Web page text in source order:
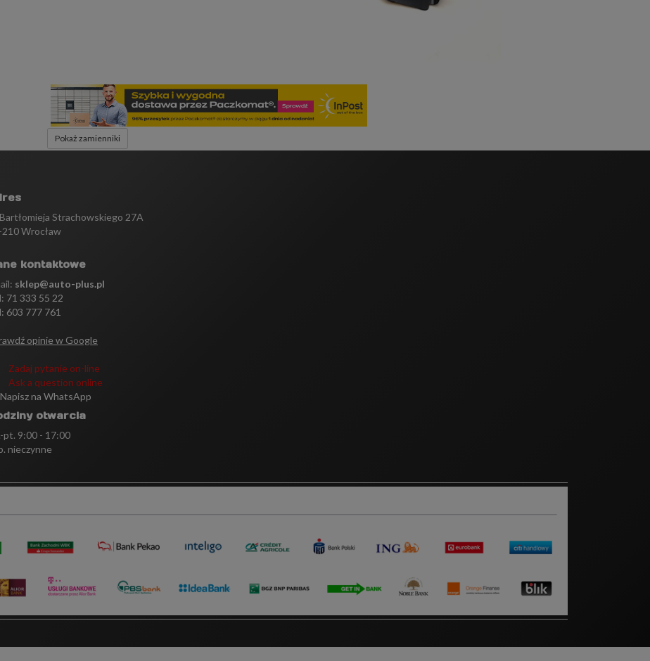
Pokaż zamienniki
Strachowskiego 27A
Wrocław
kontaktowe
sklep@auto-plus.pl
71 333 55 22
603 777 761
opinie w Google
Zadaj pytanie on-line
Ask a question online
Napisz na WhatsApp
otwarcia
pt. 9:00 - 17:00
nieczynne